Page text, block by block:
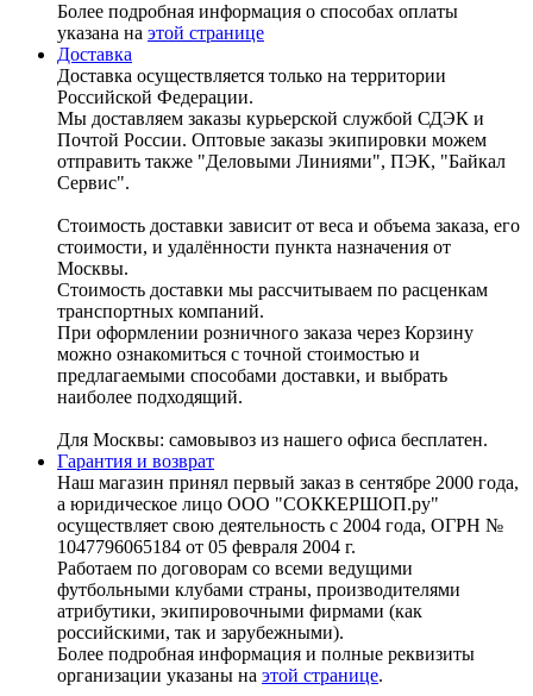
Более подробная информация о способах оплаты
указана на этой странице
Доставка
Доставка осуществляется только на территории
Российской Федерации.
Мы доставляем заказы курьерской службой СДЭК и
Почтой России. Оптовые заказы экипировки можем
отправить также "Деловыми Линиями", ПЭК, "Байкал
Сервис".
Стоимость доставки зависит от веса и объема заказа, его
стоимости, и удалённости пункта назначения от
Москвы.
Стоимость доставки мы рассчитываем по расценкам
транспортных компаний.
При оформлении розничного заказа через Корзину
можно ознакомиться с точной стоимостью и
предлагаемыми способами доставки, и выбрать
наиболее подходящий.
Для Москвы: самовывоз из нашего офиса бесплатен.
Гарантия и возврат
Наш магазин принял первый заказ в сентябре 2000 года,
а юридическое лицо ООО "СОККЕРШОП.ру"
осуществляет свою деятельность с 2004 года, ОГРН №
1047796065184 от 05 февраля 2004 г.
Работаем по договорам со всеми ведущими
футбольными клубами страны, производителями
атрибутики, экипировочными фирмами (как
российскими, так и зарубежными).
Более подробная информация и полные реквизиты
организации указаны на этой странице.